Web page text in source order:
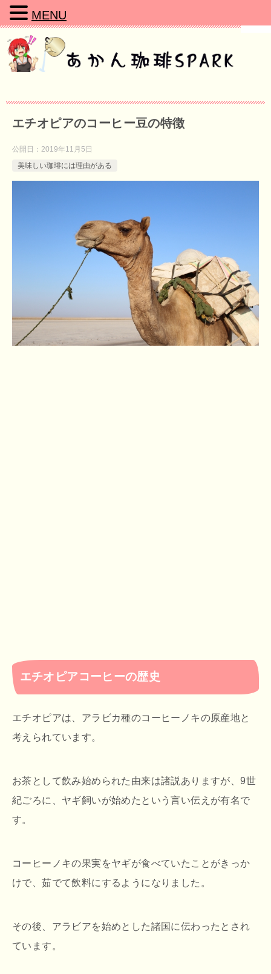
エチオピアのコーヒー豆の特徴
公開日： 2019年11月5日
美味しい珈琲には理由がある
エチオピアコーヒーの歴史
エチオピアは、アラビカ種のコーヒーノキの原産地と
考えられています。
お茶として飲み始められた由来は諸説ありますが、9世
紀ごろに、ヤギ飼いが始めたという言い伝えが有名で
す。
コーヒーノキの果実をヤギが食べていたことがきっか
けで、茹でて飲料にするようになりました。
その後、アラビアを始めとした諸国に伝わったとされ
ています。
MENU